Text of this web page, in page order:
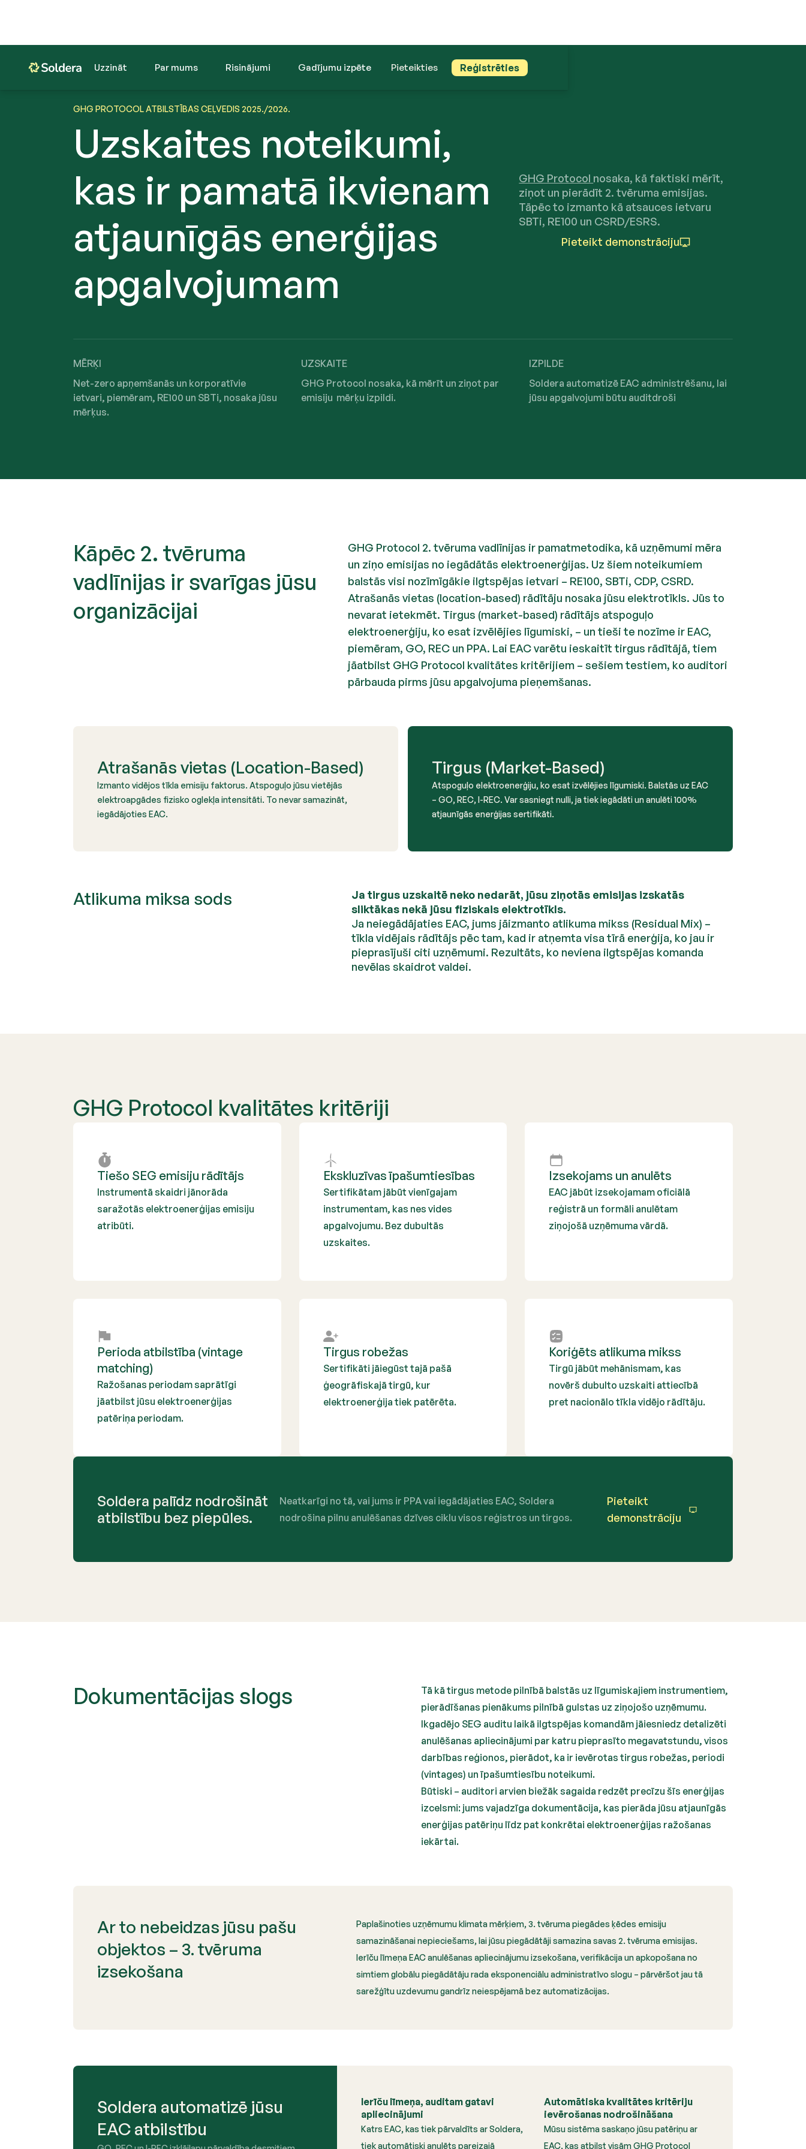
Pieteikties Reģistrēties
Uzzināt Par mums Risinājumi Gadījumu izpēte
GHG PROTOCOL ATBILSTĪBAS CEĻVEDIS 2025./2026.
Uzskaites noteikumi,
kas ir pamatā ikvienam
atjaunīgās enerģijas
apgalvojumam
GHG Protocol nosaka, kā faktiski mērīt,
ziņot un pierādīt 2. tvēruma emisijas.
Tāpēc to izmanto kā atsauces ietvaru
SBTi, RE100 un CSRD/ESRS.
Pieteikt demonstrāciju
MĒRĶI
Net-zero apņemšanās un korporatīvie
ietvari, piemēram, RE100 un SBTi, nosaka jūsu
mērķus.
UZSKAITE
GHG Protocol nosaka, kā mērīt un ziņot par
emisiju mērķu izpildi.
IZPILDE
Soldera automatizē EAC administrēšanu, lai
jūsu apgalvojumi būtu auditdroši
Kāpēc 2. tvēruma
vadlīnijas ir svarīgas jūsu
organizācijai
GHG Protocol 2. tvēruma vadlīnijas ir pamatmetodika, kā uzņēmumi mēra
un ziņo emisijas no iegādātās elektroenerģijas. Uz šiem noteikumiem
balstās visi nozīmīgākie ilgtspējas ietvari – RE100, SBTi, CDP, CSRD.
Atrašanās vietas (location-based) rādītāju nosaka jūsu elektrotīkls. Jūs to
nevarat ietekmēt. Tirgus (market-based) rādītājs atspoguļo
elektroenerģiju, ko esat izvēlējies līgumiski, – un tieši te nozīme ir EAC,
piemēram, GO, REC un PPA. Lai EAC varētu ieskaitīt tirgus rādītājā, tiem
jāatbilst GHG Protocol kvalitātes kritērijiem – sešiem testiem, ko auditori
pārbauda pirms jūsu apgalvojuma pieņemšanas.
Atrašanās vietas (Location-Based)
Izmanto vidējos tīkla emisiju faktorus. Atspoguļo jūsu vietējās
elektroapgādes fizisko oglekļa intensitāti. To nevar samazināt,
iegādājoties EAC.
Tirgus (Market-Based)
Atspoguļo elektroenerģiju, ko esat izvēlējies līgumiski. Balstās uz EAC
– GO, REC, I-REC. Var sasniegt nulli, ja tiek iegādāti un anulēti 100%
atjaunīgās enerģijas sertifikāti.
Atlikuma miksa sods
Ja tirgus uzskaitē neko nedarāt, jūsu ziņotās emisijas izskatās
sliktākas nekā jūsu fiziskais elektrotīkls.
Ja neiegādājaties EAC, jums jāizmanto atlikuma mikss (Residual Mix) –
tīkla vidējais rādītājs pēc tam, kad ir atņemta visa tīrā enerģija, ko jau ir
pieprasījuši citi uzņēmumi. Rezultāts, ko neviena ilgtspējas komanda
nevēlas skaidrot valdei.
GHG Protocol kvalitātes kritēriji
Tiešo SEG emisiju rādītājs
Instrumentā skaidri jānorāda
saražotās elektroenerģijas emisiju
atribūti.
Ekskluzīvas īpašumtiesības
Sertifikātam jābūt vienīgajam
instrumentam, kas nes vides
apgalvojumu. Bez dubultās
uzskaites.
Izsekojams un anulēts
EAC jābūt izsekojamam oficiālā
reģistrā un formāli anulētam
ziņojošā uzņēmuma vārdā.
Perioda atbilstība (vintage
matching)
Ražošanas periodam saprātīgi
jāatbilst jūsu elektroenerģijas
patēriņa periodam.
Tirgus robežas
Sertifikāti jāiegūst tajā pašā
ģeogrāfiskajā tirgū, kur
elektroenerģija tiek patērēta.
Koriģēts atlikuma mikss
Tirgū jābūt mehānismam, kas
novērš dubulto uzskaiti attiecībā
pret nacionālo tīkla vidējo rādītāju.
Soldera palīdz nodrošināt
atbilstību bez piepūles.
Neatkarīgi no tā, vai jums ir PPA vai iegādājaties EAC, Soldera
nodrošina pilnu anulēšanas dzīves ciklu visos reģistros un tirgos.
Pieteikt
demonstrāciju
Dokumentācijas slogs
Tā kā tirgus metode pilnībā balstās uz līgumiskajiem instrumentiem,
pierādīšanas pienākums pilnībā gulstas uz ziņojošo uzņēmumu.
Ikgadējo SEG auditu laikā ilgtspējas komandām jāiesniedz detalizēti
anulēšanas apliecinājumi par katru pieprasīto megavatstundu, visos
darbības reģionos, pierādot, ka ir ievērotas tirgus robežas, periodi
(vintages) un īpašumtiesību noteikumi.
Būtiski – auditori arvien biežāk sagaida redzēt precīzu šīs enerģijas
izcelsmi: jums vajadzīga dokumentācija, kas pierāda jūsu atjaunīgās
enerģijas patēriņu līdz pat konkrētai elektroenerģijas ražošanas
iekārtai.
Ar to nebeidzas jūsu pašu
objektos – 3. tvēruma
izsekošana
Paplašinoties uzņēmumu klimata mērķiem, 3. tvēruma piegādes ķēdes emisiju
samazināšanai nepieciešams, lai jūsu piegādātāji samazina savas 2. tvēruma emisijas.
Ierīču līmeņa EAC anulēšanas apliecinājumu izsekošana, verifikācija un apkopošana no
simtiem globālu piegādātāju rada eksponenciālu administratīvo slogu – pārvēršot jau tā
sarežģītu uzdevumu gandrīz neiespējamā bez automatizācijas.
Soldera automatizē jūsu
EAC atbilstību
Ierīču līmeņa, auditam gatavi
apliecinājumi
Katrs EAC, kas tiek pārvaldīts ar Soldera,
tiek automātiski anulēts pareizajā
Automātiska kvalitātes kritēriju
ievērošanas nodrošināšana
Mūsu sistēma saskaņo jūsu patēriņu ar
EAC, kas atbilst visām GHG Protocol